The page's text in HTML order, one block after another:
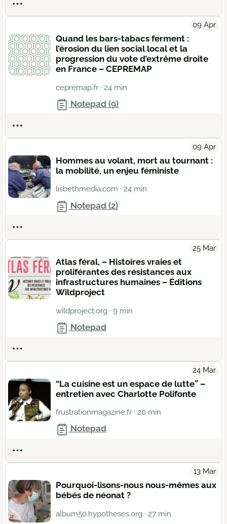
09 Apr
Quand les bars-tabacs ferment :
l’érosion du lien social local et la
progression du vote d’extrême droite
en France – CEPREMAP
cepremap.fr · 24 min
Notepad (9)
09 Apr
Hommes au volant, mort au tournant :
la mobilité, un enjeu féministe
lisbethmedia.com · 24 min
Notepad (2)
25 Mar
Atlas féral, – Histoires vraies et
proliférantes des résistances aux
infrastructures humaines – Éditions
Wildproject
wildproject.org · 9 min
Notepad
24 Mar
“La cuisine est un espace de lutte” –
entretien avec Charlotte Polifonte
frustrationmagazine.fr · 20 min
Notepad
13 Mar
Pourquoi-lisons-nous nous-mêmes aux
bébés de néonat ?
album50.hypotheses.org · 27 min